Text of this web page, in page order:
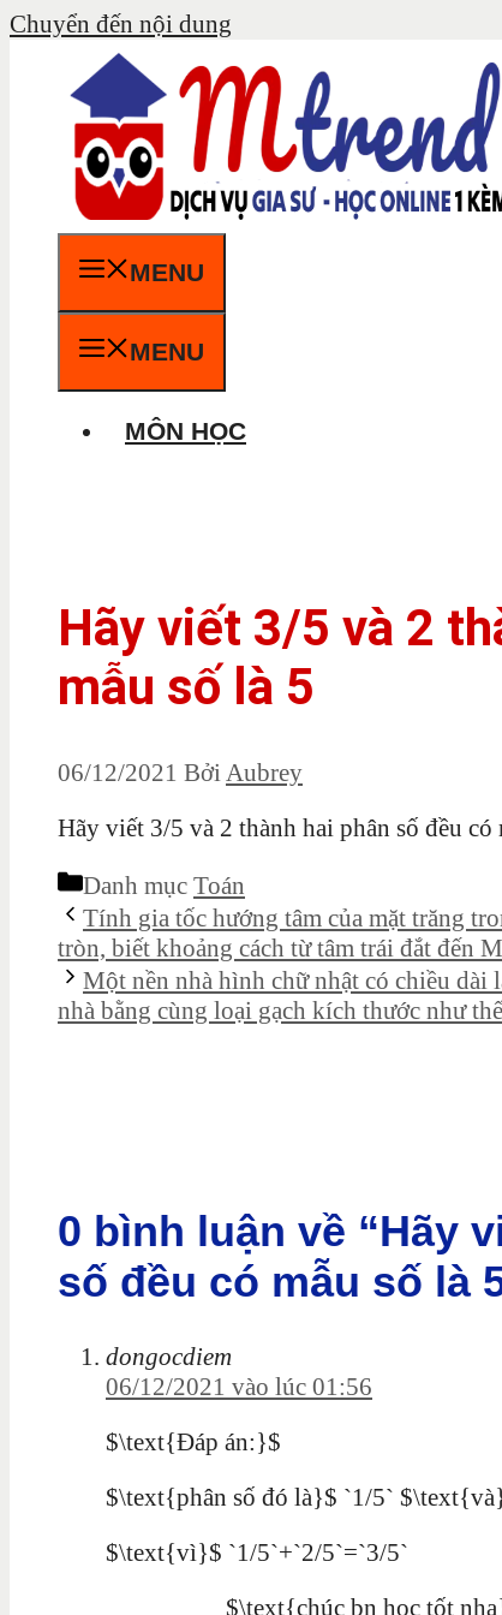
Chuyển đến nội dung
MENU
MENU
MÔN HỌC
Hãy viết 3/5 và 2
mẫu số là 5
06/12/2021 Bởi Aubrey
Hãy viết 3/5 và 2 thành hai phân số đều có
Danh mục Toán
Tính gia tốc hướng tâm của mặt trăng
tròn, biết khoảng cách từ tâm trái đắt đến
Một nền nhà hình chữ nhật có chiều
nhà bằng cùng loại gạch kích thước như
0 bình luận về “Hãy
số đều có mẫu số là
dongocdiem
06/12/2021 vào lúc 01:56
$\text{Đáp án:}$
$\text{phân số đó là}$ `1/5`
$\text{vì}$ `1/5`+`2/5`=`3/5`
$\text{chúc bn học tốt